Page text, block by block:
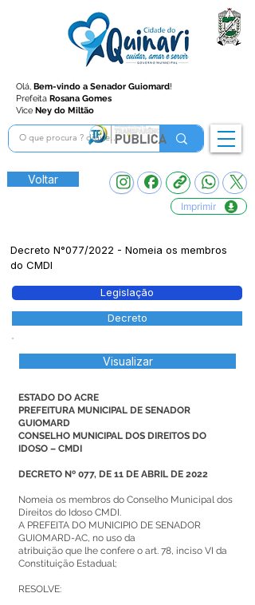
Olá, Bem-vindo a Senador Guiomard!
Prefeita Rosana Gomes
Vice Ney do Miltão
Voltar
Imprimir
Decreto N°077/2022 - Nomeia os membros
do CMDI
Legislação
Decreto
Visualizar
ESTADO DO ACRE
PREFEITURA MUNICIPAL DE SENADOR
GUIOMARD
CONSELHO MUNICIPAL DOS DIREITOS DO
IDOSO – CMDI
DECRETO Nº 077, DE 11 DE ABRIL DE 2022
Nomeia os membros do Conselho Municipal dos
Direitos do Idoso CMDI.
A PREFEITA DO MUNICIPIO DE SENADOR
GUIOMARD-AC, no uso da
atribuição que lhe confere o art. 78, inciso VI da
Constituição Estadual;
RESOLVE: